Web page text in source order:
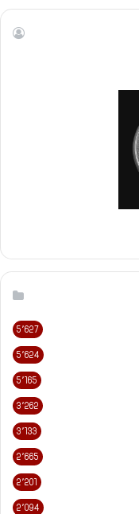
5٬627
5٬624
5٬165
3٬262
3٬133
2٬665
2٬201
2٬094